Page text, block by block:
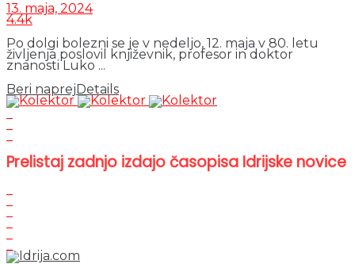
13. maja, 2024
4.4k
Po dolgi bolezni se je v nedeljo, 12. maja v 80. letu
življenja poslovil književnik, profesor in doktor
znanosti Luko ...
Beri naprej Details
Prelistaj zadnjo izdajo časopisa Idrijske novice